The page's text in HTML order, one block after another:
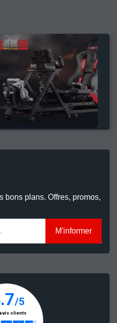
bons plans. Offres, promos,
M'informer